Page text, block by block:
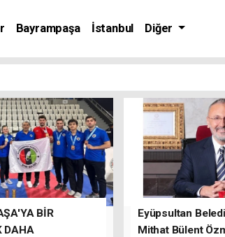
Bayrampaşa İstanbul Diğer
BİR
DAHA
Eyüpsultan
Mithat Bülent